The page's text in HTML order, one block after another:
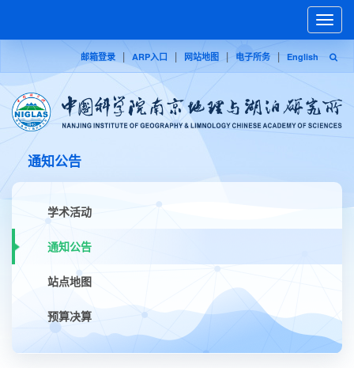
邮箱登录 | ARP入口 | 网站地图 | 电子所务 | English
Toggle
通知公告
学术活动
通知公告
站点地图
预算决算